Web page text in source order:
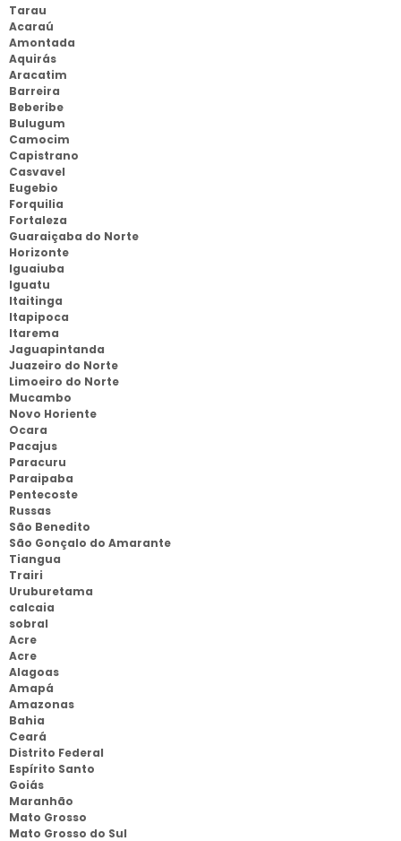
Tarau
Acaraú
Amontada
Aquirás
Aracatim
Barreira
Beberibe
Bulugum
Camocim
Capistrano
Casvavel
Eugebio
Forquilia
Fortaleza
Guaraiçaba do Norte
Horizonte
Iguaiuba
Iguatu
Itaitinga
Itapipoca
Itarema
Jaguapintanda
Juazeiro do Norte
Limoeiro do Norte
Mucambo
Novo Horiente
Ocara
Pacajus
Paracuru
Paraipaba
Pentecoste
Russas
São Benedito
São Gonçalo do Amarante
Tiangua
Trairi
Uruburetama
calcaia
sobral
Acre
Acre
Alagoas
Amapá
Amazonas
Bahia
Ceará
Distrito Federal
Espírito Santo
Goiás
Maranhão
Mato Grosso
Mato Grosso do Sul